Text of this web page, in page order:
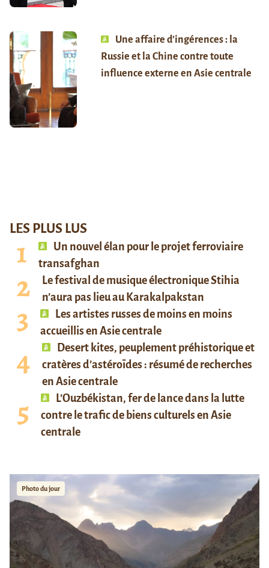
Une affaire d’ingérences : la
Russie et la Chine contre toute
influence externe en Asie centrale
LES PLUS LUS
Un nouvel élan pour le projet ferroviaire
transafghan
Le festival de musique électronique Stihia
n’aura pas lieu au Karakalpakstan
Les artistes russes de moins en moins
accueillis en Asie centrale
Desert kites, peuplement préhistorique et
cratères d’astéroïdes : résumé de recherches
en Asie centrale
L’Ouzbékistan, fer de lance dans la lutte
contre le trafic de biens culturels en Asie
centrale
Photo du jour